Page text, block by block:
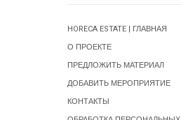
HORECA ESTATE | ГЛАВНАЯ
О ПРОЕКТЕ
ПРЕДЛОЖИТЬ МАТЕРИАЛ
ДОБАВИТЬ МЕРОПРИЯТИЕ
КОНТАКТЫ